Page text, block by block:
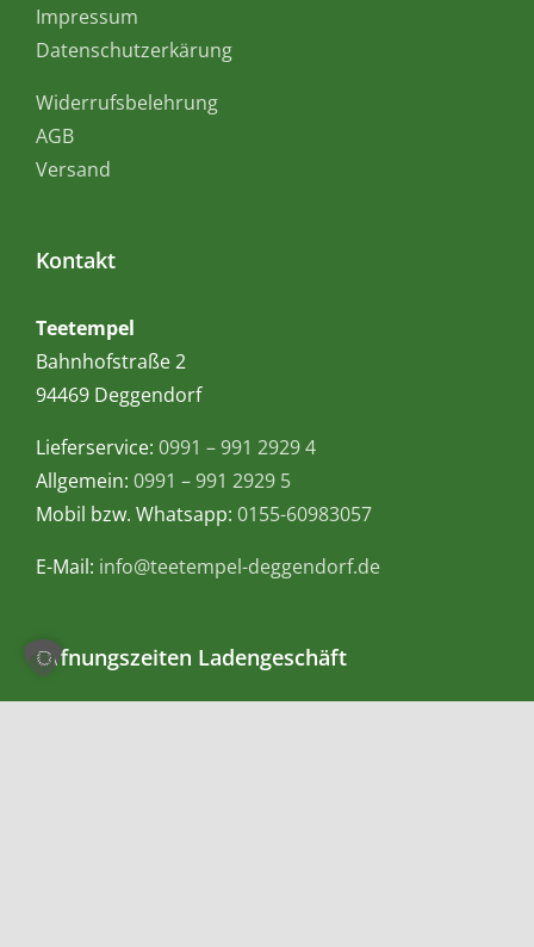
Impressum
Datenschutzerkärung
Widerrufsbelehrung
AGB
Versand
Kontakt
Teetempel
Bahnhofstraße 2
94469 Deggendorf
Lieferservice: 0991 – 991 2929 4
Allgemein: 0991 – 991 2929 5
Mobil bzw. Whatsapp: 0155-60983057
E-Mail: info@teetempel-deggendorf.de
Öffnungszeiten Ladengeschäft